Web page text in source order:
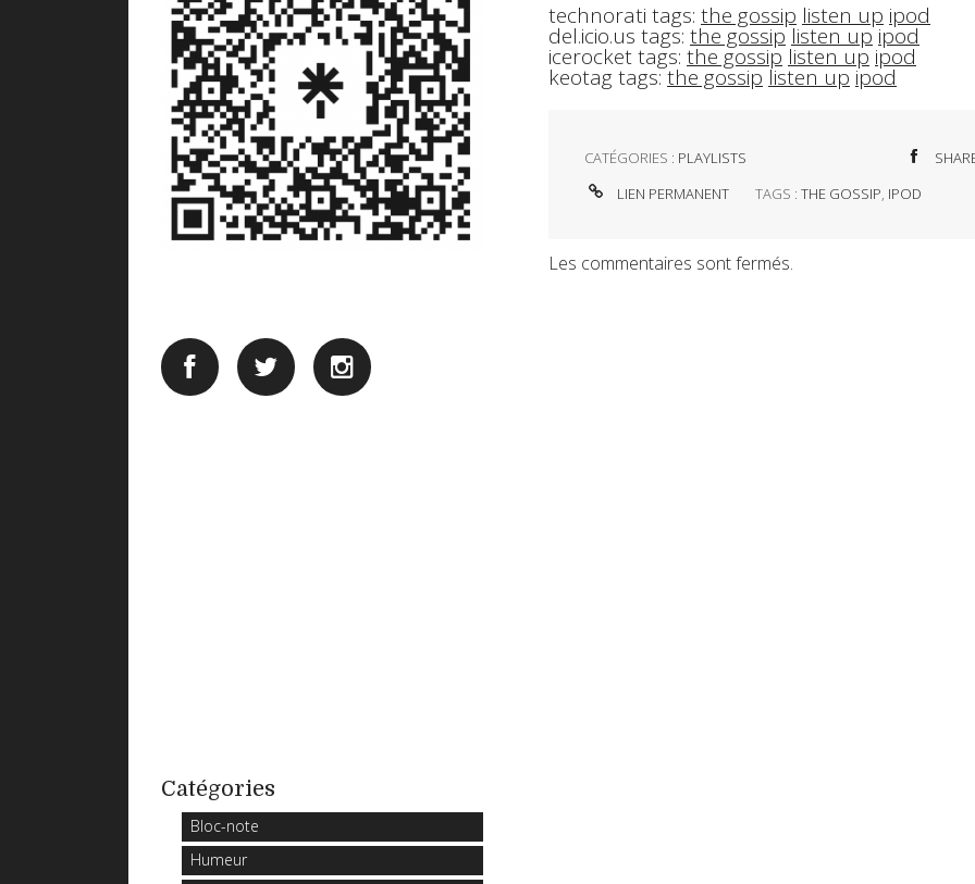
Catégories
Bloc-note
Humeur
technorati tags: the gossip listen up ipod
del.icio.us tags: the gossip listen up ipod
icerocket tags: the gossip listen up ipod
keotag tags:the gossip listen up ipod
CATÉGORIES : PLAYLISTS
LIEN PERMANENT
TAGS :THE GOSSIP IPOD
Les commentaires sont fermés.